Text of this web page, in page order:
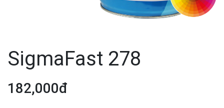
SigmaFast 278
182,000đ